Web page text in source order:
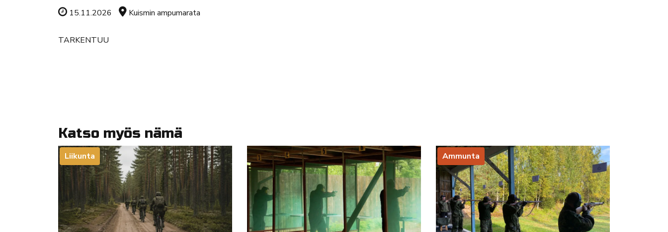
Tapahtuman ajankohta
15.11.2026 Tapahtuman sijainti
Kuismin ampumarata
TARKENTUU
Katso myös nämä
Liikunta Ammunta